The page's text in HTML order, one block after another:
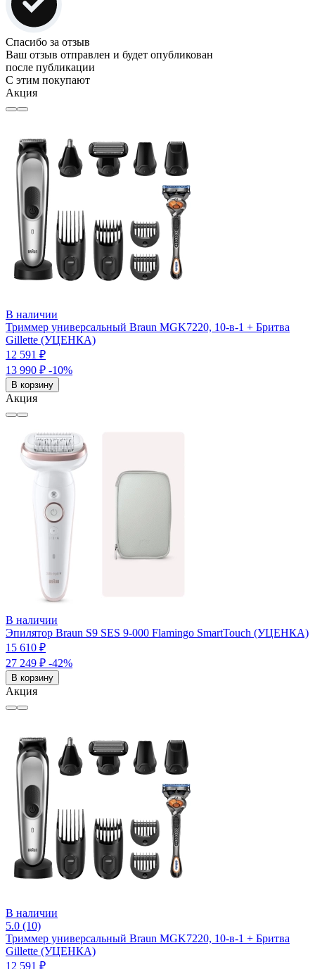
Спасибо за отзыв
Ваш отзыв отправлен и будет опубликован
после публикации
С этим покупают
Акция
В наличии
Триммер универсальный Braun MGK7220, 10-в-1 + Бритва
Gillette (УЦЕНКА)
12 591 ₽
13 990 ₽ -10%
В корзину
Акция
В наличии
Эпилятор Braun S9 SES 9-000 Flamingo SmartTouch (УЦЕНКА)
15 610 ₽
27 249 ₽ -42%
В корзину
Акция
В наличии
5.0 (10)
Триммер универсальный Braun MGK7220, 10-в-1 + Бритва
Gillette (УЦЕНКА)
12 591 ₽